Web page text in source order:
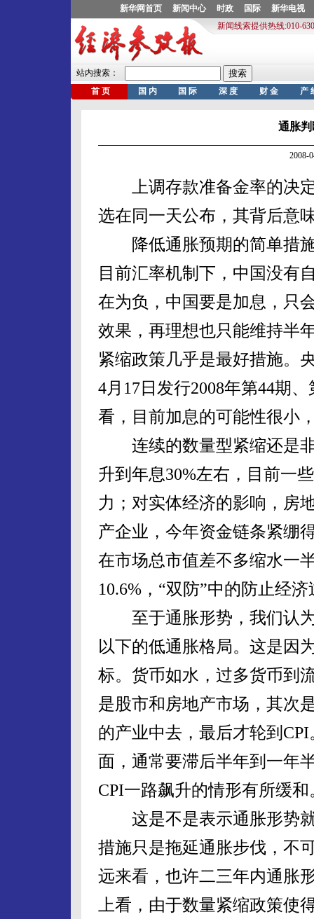
通胀
2008-
上调存款准备金率的决定
选在同一天公布，其背后意
降低通胀预期的简单措施
目前汇率机制下，中国没有
在为负，中国要是加息，只
效果，再理想也只能维持半
紧缩政策几乎是最好措施。
4月17日发行2008年第44期
看，目前加息的可能性很小
连续的数量型紧缩还是非
升到年息30%左右，目前一
力；对实体经济的影响，房
产企业，今年资金链条紧绷
在市场总市值差不多缩水一
10.6%，“双防”中的防止经
至于通胀形势，我们认为
以下的低通胀格局。这是因
标。货币如水，过多货币到
是股市和房地产市场，其次
的产业中去，最后才轮到
面，通常要滞后半年到一年
CPI一路飙升的情形有所缓和
这是不是表示通胀形势就
措施只是拖延通胀步伐，不
远来看，也许二三年内通胀
上看，由于数量紧缩政策使